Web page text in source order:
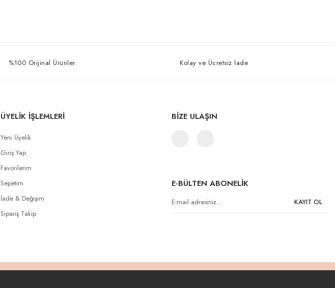
%100 Orijinal Ürünler Kolay ve Ücretsiz İade
ÜYELİK İŞLEMLERİ
Yeni Üyelik
Giriş Yap
Favorilerim
Sepetim
İade & Değişim
Sipariş Takip
BİZE ULAŞIN
E-BÜLTEN ABONELİK
KAYIT OL